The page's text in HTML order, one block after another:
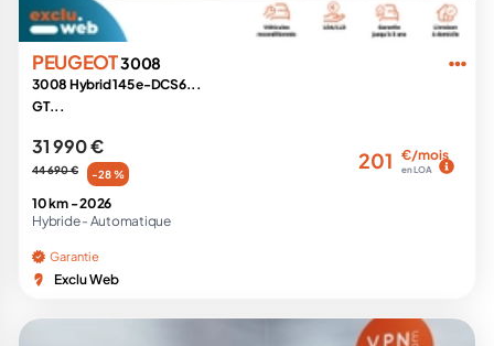
PEUGEOT3008
3008 Hybrid 145 e-DCS6...
GT...
31 990 €
44 690 € -28 %
201 €/mois
en LOA
10 km -2026
Hybride - Automatique
Garantie
Exclu Web